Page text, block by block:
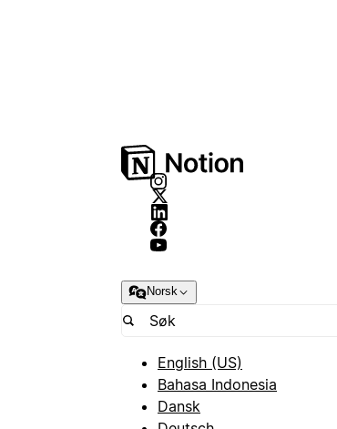
Norsk
English (US)
Bahasa Indonesia
Dansk